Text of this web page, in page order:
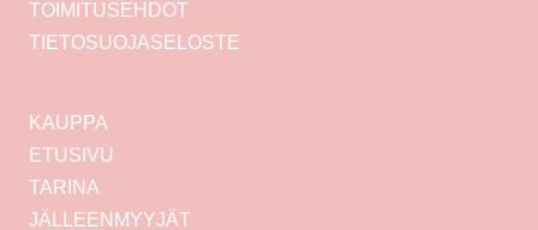
TOIMITUSEHDOT
TIETOSUOJASELOSTE
KAUPPA
ETUSIVU
TARINA
JÄLLEENMYYJÄT